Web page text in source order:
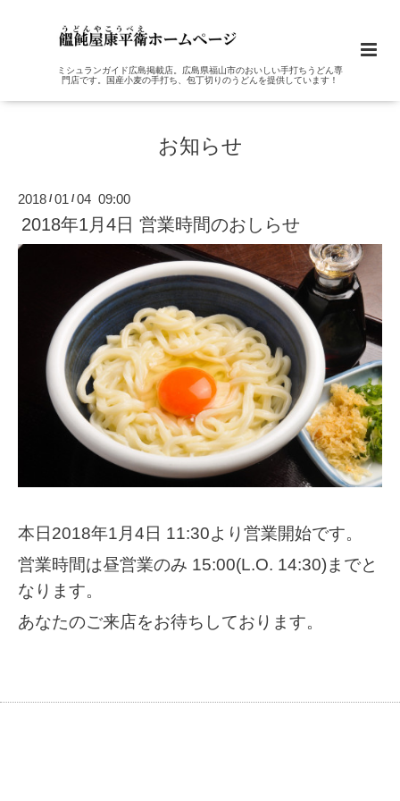
ミシュランガイド広島掲載店。広島県福山市のおいしい手打ちうどん専
門店です。国産小麦の手打ち、包丁切りのうどんを提供しています！
お知らせ
2018 /01 /04 09:00
2018年1月4日 営業時間のおしらせ
本日2018年1月4日 11:30より営業開始です。
営業時間は昼営業のみ 15:00(L.O. 14:30)までと
なります。
あなたのご来店をお待ちしております。